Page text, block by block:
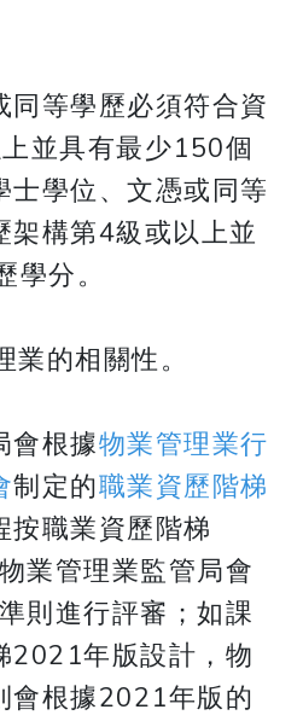
同等學歷必須符合資
並具有最少150個
士學位、文憑或同等
架構第4級或以上並
分。
的相關性。
會根據物業管理業行
制定的職業資歷階梯
按職業資歷階梯
業管理業監管局會
則進行評審；如課
2021年版設計，物
會根據2021年版的